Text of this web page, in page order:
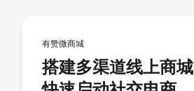
有赞微商城
搭建多渠道线上商城